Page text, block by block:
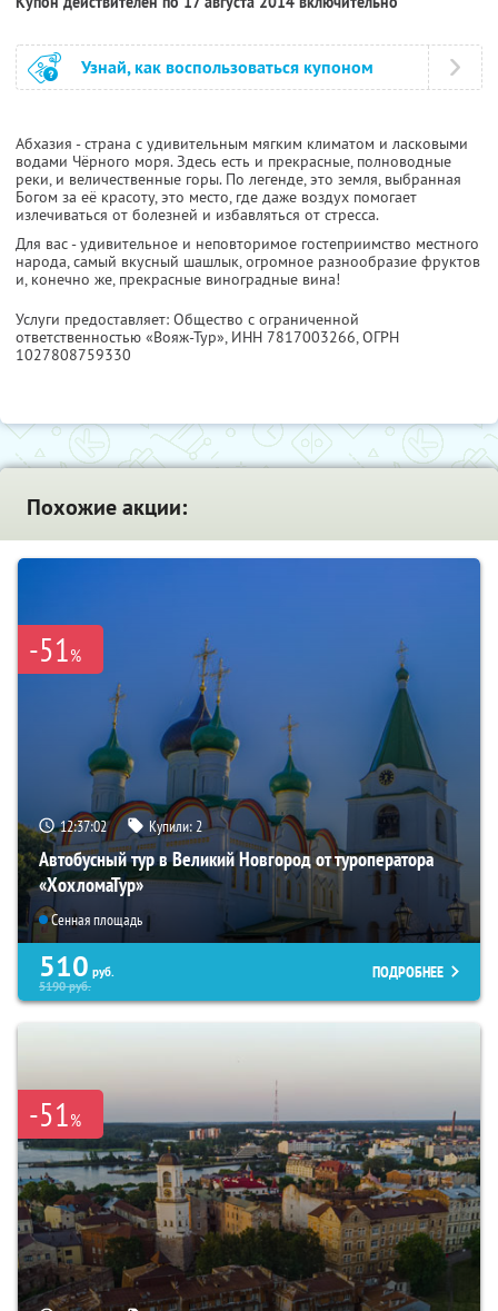
Узнай, как воспользоваться купоном
Абхазия - страна с удивительным мягким климатом и ласковыми
водами Чёрного моря. Здесь есть и прекрасные, полноводные
реки, и величественные горы. По легенде, это земля, выбранная
Богом за её красоту, это место, где даже воздух помогает
излечиваться от болезней и избавляться от стресса.
Для вас - удивительное и неповторимое гостеприимство местного
народа, самый вкусный шашлык, огромное разнообразие фруктов
и, конечно же, прекрасные виноградные вина!
Услуги предоставляет: Общество с ограниченной
ответственностью «Вояж-Тур», ИНН 7817003266, ОГРН
1027808759330
Похожие акции:
-51%
12:37:01 Купили:2
Автобусный тур в Великий Новгород от туроператора
«ХохломаТур»
Сенная площадь
510 руб.
5190руб.
ПОДРОБНЕЕ
-51%